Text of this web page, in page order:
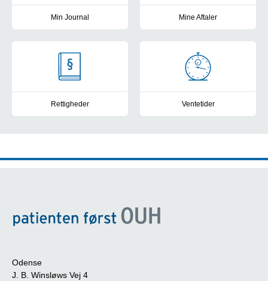
Min Journal Mine Aftaler
Rettigheder Ventetider
Odense
J. B. Winsløws Vej 4